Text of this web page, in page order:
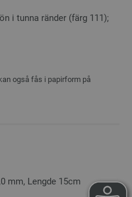
i tunna ränder (färg 111);
også fås i papirform på
mm, Lengde 15cm